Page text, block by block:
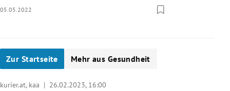
05.05.2022
Zur Startseite Mehr aus Gesundheit
kurier.at, kaa | 26.02.2023, 16:00